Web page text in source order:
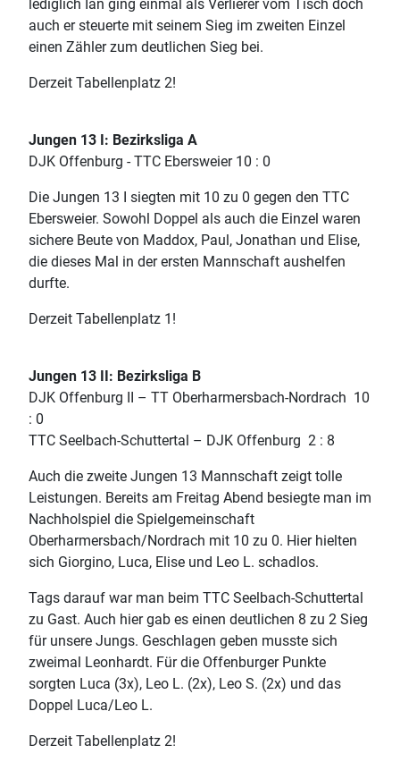
lediglich Ian ging einmal als Verlierer vom Tisch doch
auch er steuerte mit seinem Sieg im zweiten Einzel
einen Zähler zum deutlichen Sieg bei.
Derzeit Tabellenplatz 2!
Jungen 13 I: Bezirksliga A
DJK Offenburg - TTC Ebersweier 10 : 0
Die Jungen 13 I siegten mit 10 zu 0 gegen den TTC
Ebersweier. Sowohl Doppel als auch die Einzel waren
sichere Beute von Maddox, Paul, Jonathan und Elise,
die dieses Mal in der ersten Mannschaft aushelfen
durfte.
Derzeit Tabellenplatz 1!
Jungen 13 II: Bezirksliga B
DJK Offenburg II – TT Oberharmersbach-Nordrach 10
: 0
TTC Seelbach-Schuttertal – DJK Offenburg 2 : 8
Auch die zweite Jungen 13 Mannschaft zeigt tolle
Leistungen. Bereits am Freitag Abend besiegte man im
Nachholspiel die Spielgemeinschaft
Oberharmersbach/Nordrach mit 10 zu 0. Hier hielten
sich Giorgino, Luca, Elise und Leo L. schadlos.
Tags darauf war man beim TTC Seelbach-Schuttertal
zu Gast. Auch hier gab es einen deutlichen 8 zu 2 Sieg
für unsere Jungs. Geschlagen geben musste sich
zweimal Leonhardt. Für die Offenburger Punkte
sorgten Luca (3x), Leo L. (2x), Leo S. (2x) und das
Doppel Luca/Leo L.
Derzeit Tabellenplatz 2!